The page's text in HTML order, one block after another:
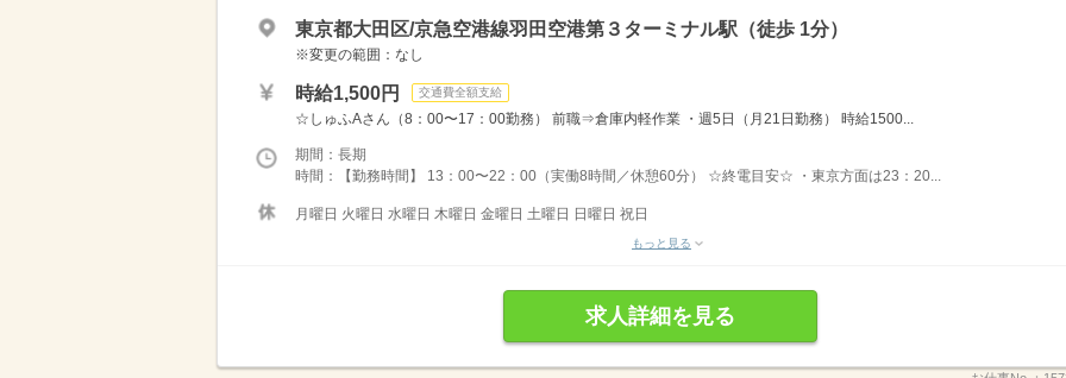
東京都大田区/京急空港線羽田空港第３ターミナル駅（徒歩 1分）
※変更の範囲：なし
時給1,500円 交通費全額支給
☆しゅふAさん（8：00〜17：00勤務） 前職⇒倉庫内軽作業 ・週5日（月21日勤務） 時給1500...
期間：長期
時間：【勤務時間】 13：00〜22：00（実働8時間／休憩60分） ☆終電目安☆ ・東京方面は23：20...
月曜日 火曜日 水曜日 木曜日 金曜日 土曜日 日曜日 祝日
もっと見る
求人詳細を見る